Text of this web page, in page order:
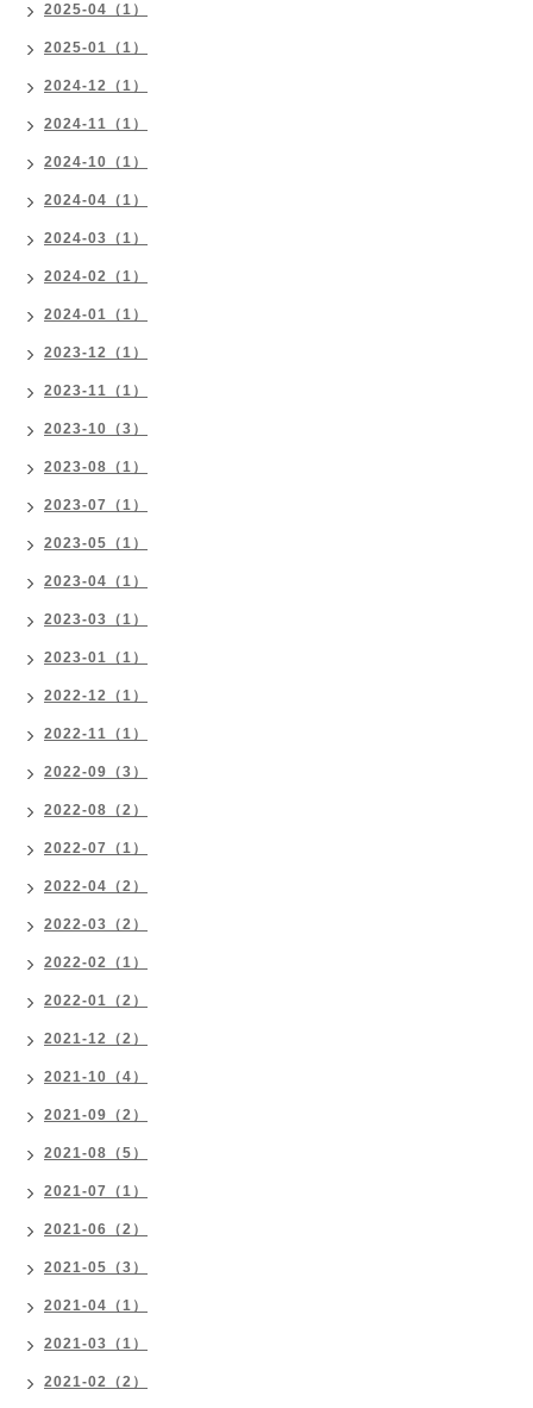
2025-04（1）
2025-01（1）
2024-12（1）
2024-11（1）
2024-10（1）
2024-04（1）
2024-03（1）
2024-02（1）
2024-01（1）
2023-12（1）
2023-11（1）
2023-10（3）
2023-08（1）
2023-07（1）
2023-05（1）
2023-04（1）
2023-03（1）
2023-01（1）
2022-12（1）
2022-11（1）
2022-09（3）
2022-08（2）
2022-07（1）
2022-04（2）
2022-03（2）
2022-02（1）
2022-01（2）
2021-12（2）
2021-10（4）
2021-09（2）
2021-08（5）
2021-07（1）
2021-06（2）
2021-05（3）
2021-04（1）
2021-03（1）
2021-02（2）